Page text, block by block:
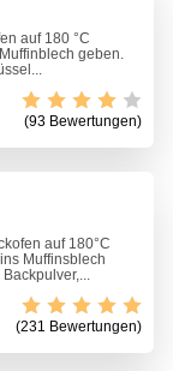
auf 180 °C
geben.
(93 Bewertungen)
auf 180°C
Muffinsblech
(231 Bewertungen)